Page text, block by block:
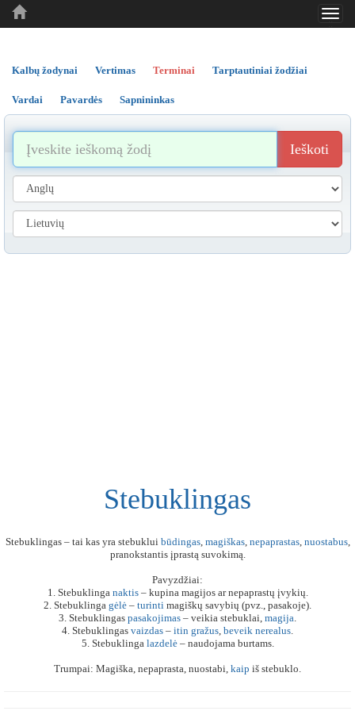
..
..
Kalbų žodynai Vertimas Terminai Tarptautiniai žodžiai
Vardai Pavardės Sapnininkas
Ieškoti
Stebuklingas
Stebuklingas – tai kas yra stebuklui būdingas, magiškas, nepaprastas, nuostabus,
pranokstantis įprastą suvokimą.
Pavyzdžiai:
1. Stebuklinga naktis– kupina magijos ar nepaprastų įvykių.
2. Stebuklinga gėlė – turinti magiškų savybių (pvz., pasakoje).
3. Stebuklingas pasakojimas – veikia stebuklai, magija.
4. Stebuklingas vaizdas – itin gražus, beveik nerealus.
5. Stebuklinga lazdelė– naudojama burtams.
Trumpai: Magiška, nepaprasta, nuostabi, kaip iš stebuklo.